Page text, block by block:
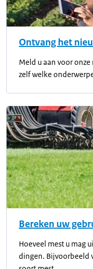
Ontvang het
Meld u aan voor
zelf welke
Bereken uw
Hoeveel mest u mag
dingen. Bijvoorbeeld